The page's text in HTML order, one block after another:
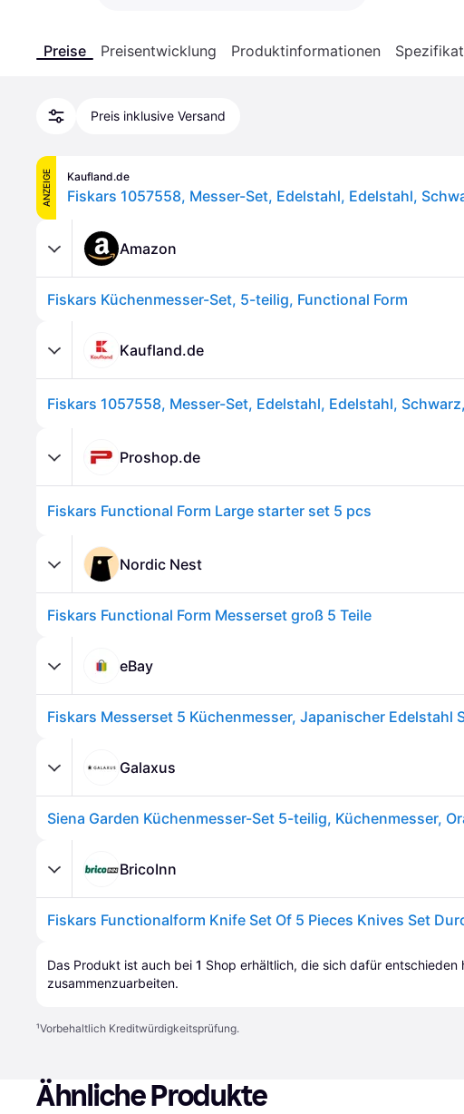
Preise Preisentwicklung Produktinformationen
Preis inklusive Versand
ANZEIGE Kaufland.de
Amazon
Fiskars Küchenmesser-Set, 5-teilig, Functional Form
Kaufland.de
Proshop.de
Fiskars Functional Form Large starter set 5 pcs
Nordic Nest
Fiskars Functional Form Messerset groß 5 Teile
eBay
Galaxus
BricoInn
Das Produkt ist auch bei 1 Shop erhältlich, die sich dafür entschieden
zusammenzuarbeiten.
¹Vorbehaltlich Kreditwürdigkeitsprüfung.
Ähnliche Produkte